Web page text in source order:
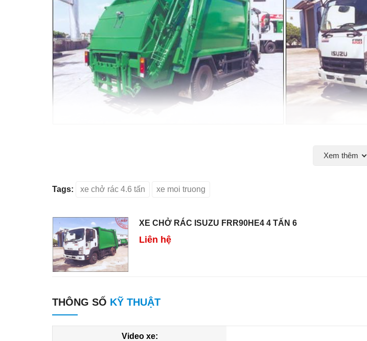
Xem thêm
Tags: xe chở rác 4.6 tấn xe moi truong
XE CHỞ RÁC ISUZU FRR90HE4 4 TẤN 6
Liên hệ
THÔNG SỐ KỸ THUẬT
Video xe: